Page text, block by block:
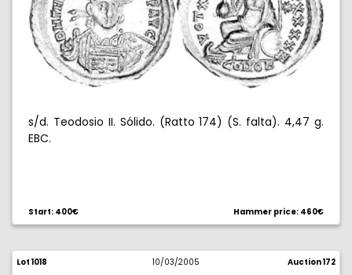
s/d. Teodosio II. Sólido. (Ratto 174) (S. falta). 4,47 g.
EBC.
Start: 400€ Hammer price: 460€
Lot 1018 10/03/2005 Auction 172